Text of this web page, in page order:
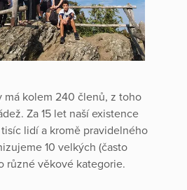
má kolem 240 členů, z toho
Za 15 let naší existence
lidí a kromě pravidelného
10 velkých (často
různé věkové kategorie.